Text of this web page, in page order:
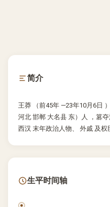
简介
王莽 （前45年 —23年10月6日
河北 邯郸 大名县 东）人 ，篡
西汉 末年政治人物、 外戚 及权
生平时间轴